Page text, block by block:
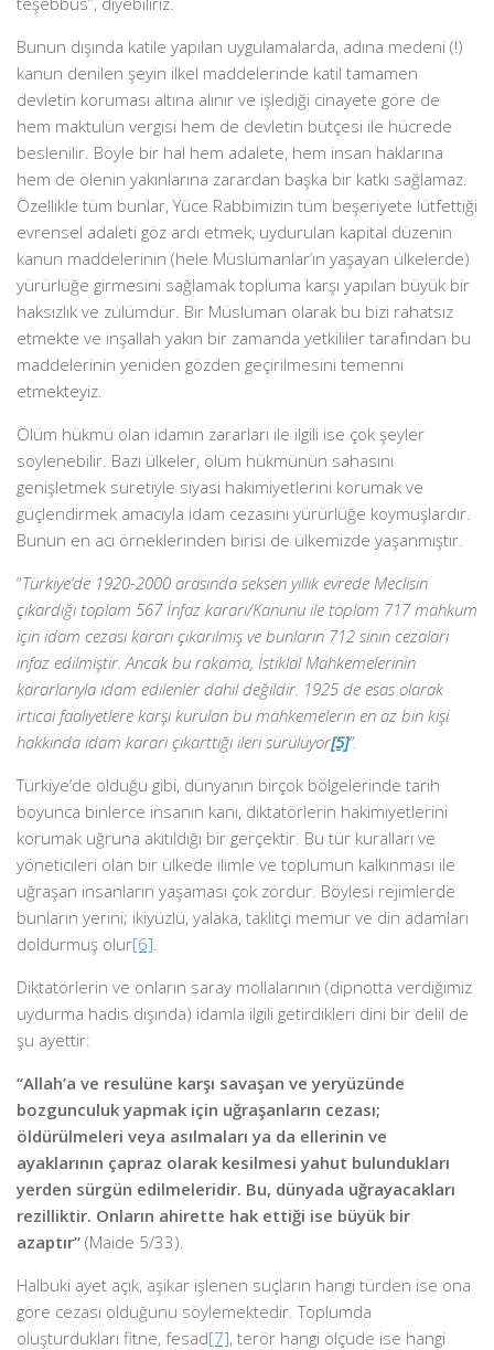
Bunun dışında katile yapılan uygulamalarda, adına medeni (!)
kanun denilen şeyin ilkel maddelerinde katil tamamen
devletin koruması altına alınır ve işlediği cinayete göre de
hem maktulün vergisi hem de devletin bütçesi ile hücrede
beslenilir. Böyle bir hal hem adalete, hem insan haklarına
hem de ölenin yakınlarına zarardan başka bir katkı sağlamaz.
Özellikle tüm bunlar, Yüce Rabbimizin tüm beşeriyete lütfettiği
evrensel adaleti göz ardı etmek, uydurulan kapital düzenin
kanun maddelerinin (hele Müslümanlar’ın yaşayan ülkelerde)
yürürlüğe girmesini sağlamak topluma karşı yapılan büyük bir
haksızlık ve zülümdür. Bir Müslüman olarak bu bizi rahatsız
etmekte ve inşallah yakın bir zamanda yetkililer tarafından bu
maddelerinin yeniden gözden geçirilmesini temenni
etmekteyiz.
Ölüm hükmü olan idamın zararları ile ilgili ise çok şeyler
söylenebilir. Bazı ülkeler, ölüm hükmünün sahasını
genişletmek suretiyle siyasi hakimiyetlerini korumak ve
güçlendirmek amacıyla idam cezasını yürürlüğe koymuşlardır.
Bunun en acı örneklerinden birisi de ülkemizde yaşanmıştır.
“Türkiye’de 1920-2000 arasında seksen yıllık evrede Meclisin
çıkardığı toplam 567 İnfaz kararı/Kanunu ile toplam 717 mahkum
için idam cezası kararı çıkarılmış ve bunların 712 sinin cezaları
infaz edilmiştir. Ancak bu rakama, İstiklal Mahkemelerinin
kararlarıyla idam edilenler dahil değildir. 1925 de esas olarak
irticai faaliyetlere karşı kurulan bu mahkemelerin en az bin kişi
hakkında idam kararı çıkarttığı ileri sürülüyor[5]”.
Türkiye’de olduğu gibi, dünyanın birçok bölgelerinde tarih
boyunca binlerce insanın kanı, diktatörlerin hakimiyetlerini
korumak uğruna akıtıldığı bir gerçektir. Bu tür kuralları ve
yöneticileri olan bir ülkede ilimle ve toplumun kalkınması ile
uğraşan insanların yaşaması çok zordur. Böylesi rejimlerde
bunların yerini; ikiyüzlü, yalaka, taklitçi memur ve din adamları
doldurmuş olur[6].
Diktatörlerin ve onların saray mollalarının (dipnotta verdiğimiz
uydurma hadis dışında) idamla ilgili getirdikleri dini bir delil de
şu ayettir:
“Allah’a ve resulüne karşı savaşan ve yeryüzünde
bozgunculuk yapmak için uğraşanların cezası;
öldürülmeleri veya asılmaları ya da ellerinin ve
ayaklarının çapraz olarak kesilmesi yahut bulundukları
yerden sürgün edilmeleridir. Bu, dünyada uğrayacakları
rezilliktir. Onların ahirette hak ettiği ise büyük bir
azaptır” (Maide 5/33).
Halbuki ayet açık, aşikar işlenen suçların hangi türden ise ona
göre cezası olduğunu söylemektedir. Toplumda
oluşturdukları fitne, fesad[7], terör hangi ölçüde ise hangi